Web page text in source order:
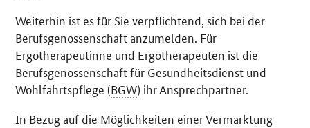
Weiterhin ist es für Sie verpflichtend, sich bei der
Berufsgenossenschaft anzumelden. Für
Ergotherapeutinne und Ergotherapeuten ist die
Berufsgenossenschaft für Gesundheitsdienst und
Wohlfahrtspflege (BGW) ihr Ansprechpartner.
In Bezug auf die Möglichkeiten einer Vermarktung